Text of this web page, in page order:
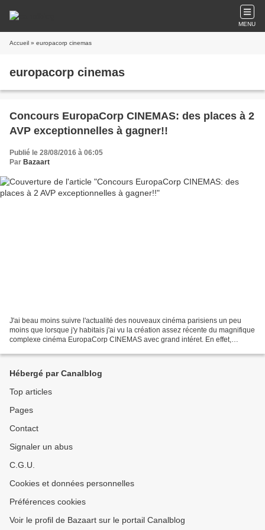
MENU
Accueil » europacorp cinemas
europacorp cinemas
Concours EuropaCorp CINEMAS: des places à 2
AVP exceptionnelles à gagner!!
Publié le 28/08/2016 à 06:05
Par Bazaart
J'ai beau moins suivre l'actualité des nouveaux cinéma parisiens un peu
moins que lorsque j'y habitais j'ai vu la création assez récente du magnifique
complexe cinéma EuropaCorp CINEMAS avec grand intéret. En effet,
Hébergé par Canalblog
Top articles
Pages
Contact
Signaler un abus
C.G.U.
Cookies et données personnelles
Préférences cookies
Voir le profil de Bazaart sur le portail Canalblog